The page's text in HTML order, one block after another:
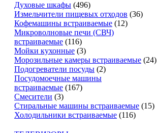
Духовые шкафы (496)
Измельчители пищевых отходов (36)
Кофемашины встраиваемые (12)
Микроволновые печи (СВЧ)
встраиваемые (116)
Мойки кухонные (3)
Морозильные камеры встраиваемые (24)
Подогреватели посуды (2)
Посудомоечные машины
встраиваемые (167)
Смесители (3)
Стиральные машины встраиваемые (15)
Холодильники встраиваемые (116)